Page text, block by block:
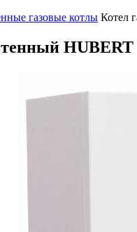
газовые котлы Котел